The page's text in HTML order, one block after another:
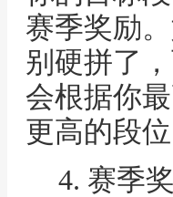
赛季奖励
别硬拼了
会根据你
更高的段
4. 赛季